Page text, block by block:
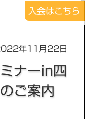
入会はこちら
年11月22日
ナーin四
ご案内